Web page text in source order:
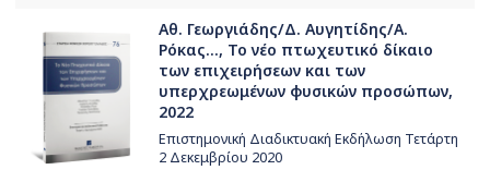
Αθ. Γεωργιάδης/Δ. Αυγητίδης/Α.
Ρόκας..., Το νέο πτωχευτικό δίκαιο
των επιχειρήσεων και των
υπερχρεωμένων φυσικών προσώπων,
2022
Επιστημονική Διαδικτυακή Εκδήλωση Τετάρτη
2 Δεκεμβρίου 2020